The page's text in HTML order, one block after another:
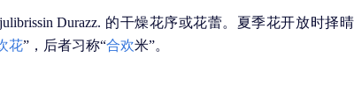
Durazz. 的干燥花序或花蕾。夏季花开放时择
花”，后者习称“合欢米”。